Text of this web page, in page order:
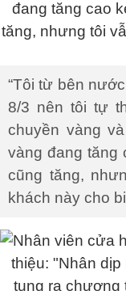
“Tôi từ bên
8/3 nên tôi tự
chuyền vàng
vàng đang tăng
cũng tăng,
khách này cho